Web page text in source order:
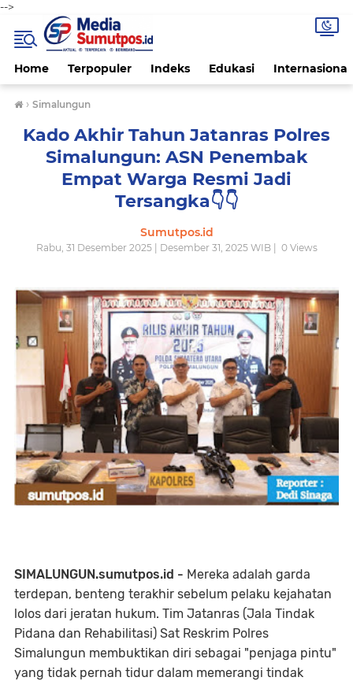
-->
Home Terpopuler Indeks Edukasi Internasional
› Simalungun
Kado Akhir Tahun Jatanras Polres
Simalungun: ASN Penembak
Empat Warga Resmi Jadi
Tersangka👇👇
Sumutpos.id
Rabu, 31 Desember 2025 | Desember 31, 2025 WIB | 0Views
SIMALUNGUN.sumutpos.id - Mereka adalah garda
terdepan, benteng terakhir sebelum pelaku kejahatan
lolos dari jeratan hukum. Tim Jatanras (Jala Tindak
Pidana dan Rehabilitasi) Sat Reskrim Polres
Simalungun membuktikan diri sebagai "penjaga pintu"
yang tidak pernah tidur dalam memerangi tindak